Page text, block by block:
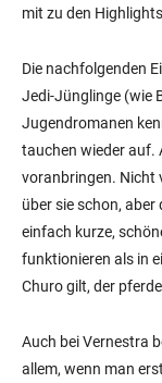
mit zu den
Die nachfolgenden
Jedi-Jünglinge (wie
Jugendromanen
tauchen wieder auf.
voranbringen. Nicht
über sie schon, aber
einfach kurze,
funktionieren als in
Churo gilt, der
Auch bei Vernestra
allem, wenn man